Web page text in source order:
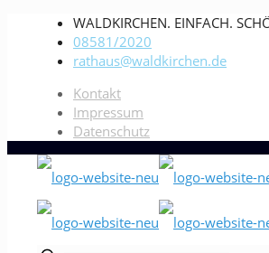
WALDKIRCHEN. EINFACH.
08581/2020
rathaus@waldkirchen.de
Kontakt
Impressum
Datenschutz